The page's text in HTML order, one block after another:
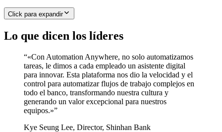
Click para expandir
Lo que dicen los líderes
“«Con Automation Anywhere, no solo automatizamos
tareas, le dimos a cada empleado un asistente digital
para innovar. Esta plataforma nos dio la velocidad y el
control para automatizar flujos de trabajo complejos en
todo el banco, transformando nuestra cultura y
generando un valor excepcional para nuestros
equipos.»”
Kye Seung Lee, Director, Shinhan Bank